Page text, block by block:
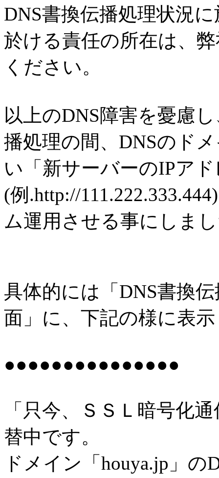
DNS書換伝播処理状況
於ける責任の所在は、
ください。
以上のDNS障害を憂慮
播処理の間、DNSのド
い「新サーバーのIPア
(例.http://
ム運用させる事にしま
具体的には「DNS書換
面」に、下記の様に表
●●●●●●●●●●●●●●●
「只今、ＳＳＬ暗号化
替中です。
ドメイン「houya.jp」